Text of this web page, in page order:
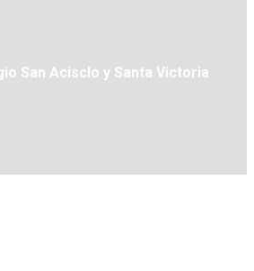
San Acisclo y Santa Victoria